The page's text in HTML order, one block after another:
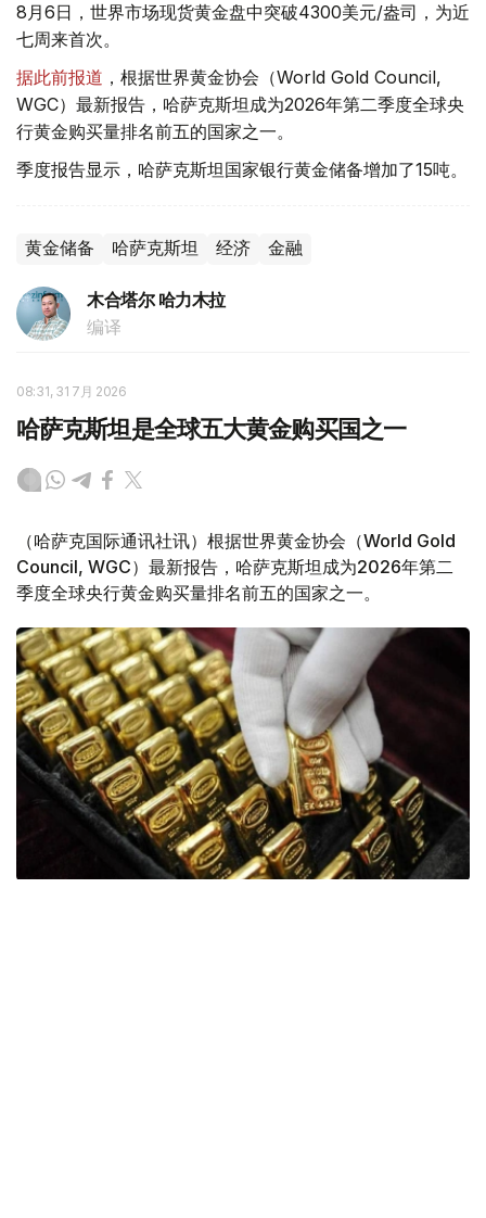
8月6日，世界市场现货黄金盘中突破4300美元/盎司，为近
七周来首次。
据此前报道 ，根据世界黄金协会（World Gold Council,
WGC）最新报告，哈萨克斯坦成为2026年第二季度全球央
行黄金购买量排名前五的国家之一。
季度报告显示，哈萨克斯坦国家银行黄金储备增加了15吨。
黄金储备 哈萨克斯坦 经济 金融
木合塔尔 哈力木拉
编译
08:31, 31 7月 2026
哈萨克斯坦是全球五大黄金购买国之一
（哈萨克国际通讯社讯）根据世界黄金协会（World Gold
Council, WGC）最新报告，哈萨克斯坦成为2026年第二
季度全球央行黄金购买量排名前五的国家之一。